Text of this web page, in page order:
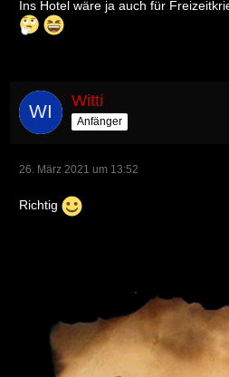
Ins Hotel wäre ja auch für
Witti
Anfänger
26. März 2021 um 13:52
Richtig